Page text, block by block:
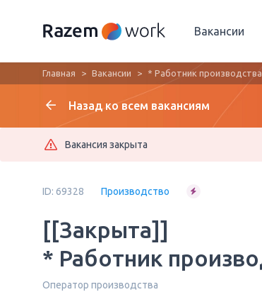
Вакансии
Главная Вакансии * Работник производства
Назад ко всем вакансиям
Вакансия закрыта
ID: 69328 Производство
[[Закрыта]]
* Работник
Оператор производства